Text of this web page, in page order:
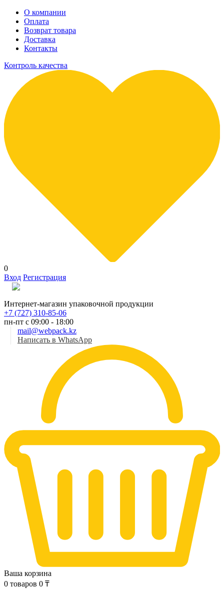
О компании
Оплата
Возврат товара
Доставка
Контакты
Контроль качества
0
Вход Регистрация
Интернет-магазин упаковочной продукции
+7 (727) 310-85-06
пн-пт с 09:00 - 18:00
mail@webpack.kz
Написать в WhatsApp
Ваша корзина
0 товаров 0 ₸